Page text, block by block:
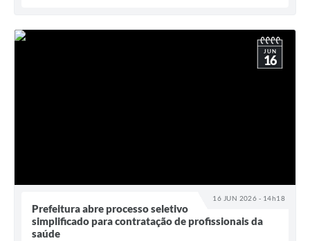
16 JUN 2026 - 14h18
JUN
16
Prefeitura abre processo seletivo
simplificado para contratação de profissionais da
saúde